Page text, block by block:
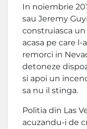
In noiembrie
sau Jeremy
construiasca
acasa pe care
remorci in
detoneze
si apoi un
sa nu il stinga.
Politia din Las
acuzandu-i de